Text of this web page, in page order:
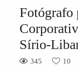
Fotógrafo
Sírio-
345 10